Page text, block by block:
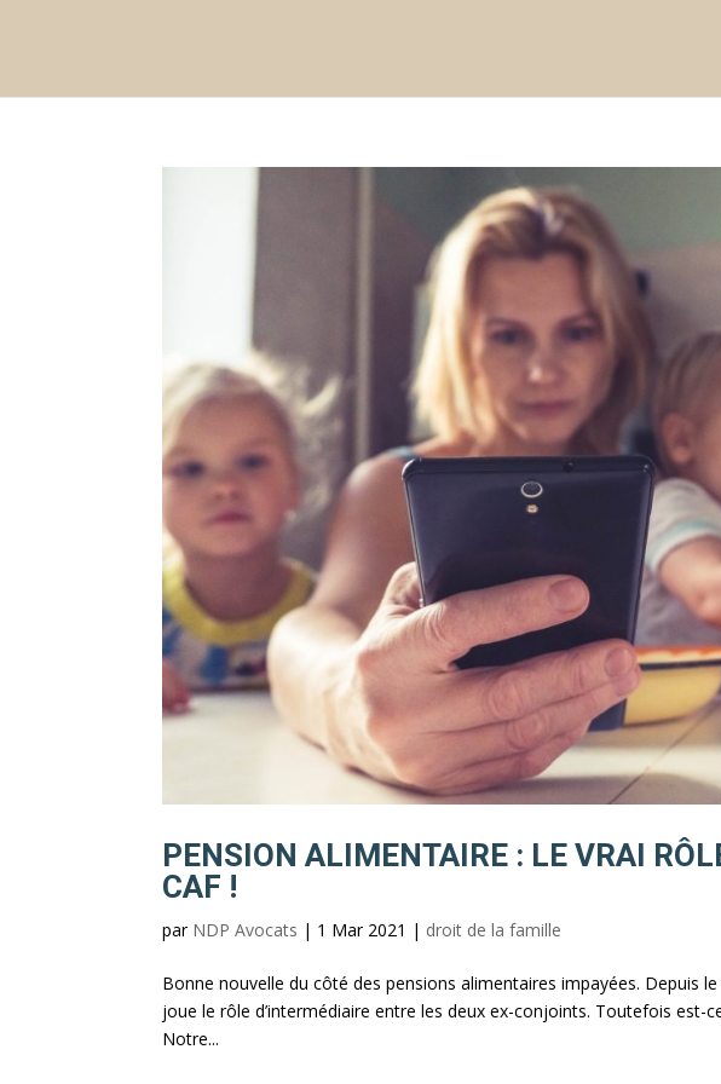
PENSION ALIMENTAIRE : LE VRAI
CAF !
par NDP Avocats | 1 Mar 2021 | droit de la famille
Bonne nouvelle du côté des pensions alimentaires impayées. Depuis
joue le rôle d’intermédiaire entre les deux ex-conjoints. Toutefois est-
Notre...